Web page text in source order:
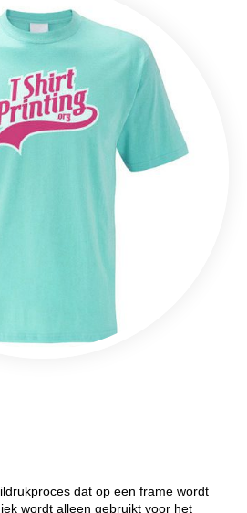
dat op een frame wordt
wordt alleen gebruikt voor het